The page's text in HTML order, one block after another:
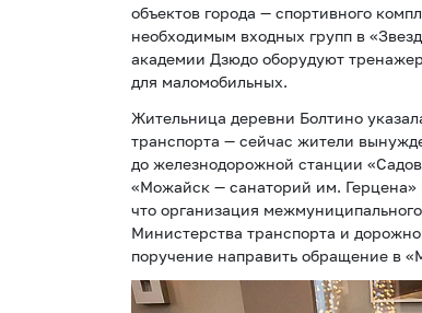
объектов города — спортивного
необходимым входных групп в
академии Дзюдо оборудуют
для маломобильных.
Жительница деревни Болтино
транспорта — сейчас жители
до железнодорожной станции
«Можайск — санаторий им. Герцена»
что организация
Министерства транспорта и
поручение направить обращение в